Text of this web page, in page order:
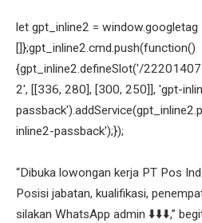
let gpt_inline2 = window.googletag
[]};gpt_inline2.cmd.push(function()
{gpt_inline2.defineSlot('/
2', [[336, 280], [300, 250]], 'gpt-
inline2-passback');});
“Dibuka lowongan kerja PT Pos
Posisi jabatan, kualifikasi,
silakan WhatsApp admin ⬇️⬇️⬇️,”